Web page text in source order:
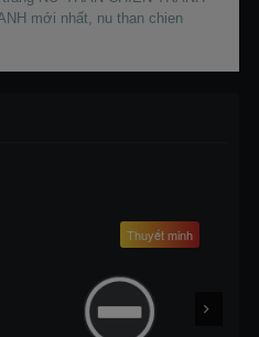
mới nhất, nu than chien
Thuyết minh